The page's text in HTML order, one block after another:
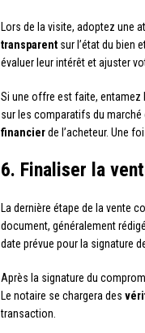
Lors de la visite, adoptez une
transparent sur l’état du bien
évaluer leur intérêt et ajuster
Si une offre est faite, entamez
sur les comparatifs du
financierde l’acheteur. Une
6. Finaliser la
La dernière étape de la vente
document, généralement
date prévue pour la signature
Après la signature du
Le notaire se chargera des
transaction.